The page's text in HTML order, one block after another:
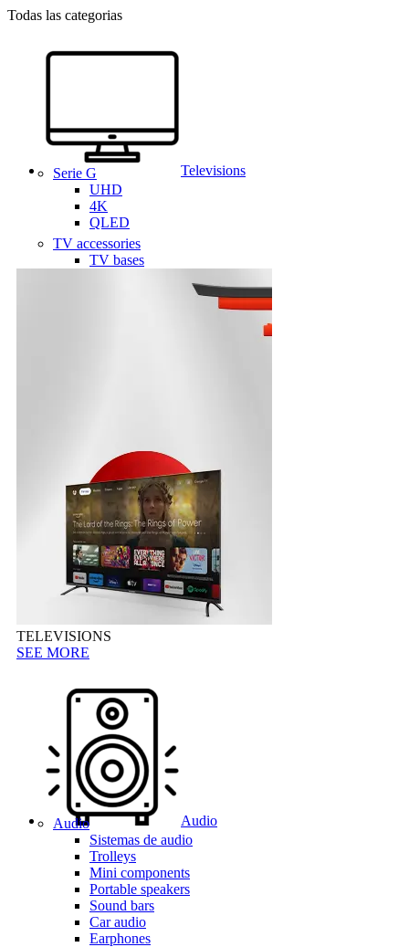
Todas las categorias
Televisions
Serie G
UHD
4K
QLED
TV accessories
TV bases
TELEVISIONS
SEE MORE
Audio
Audio
Sistemas de audio
Trolleys
Mini components
Portable speakers
Sound bars
Car audio
Earphones